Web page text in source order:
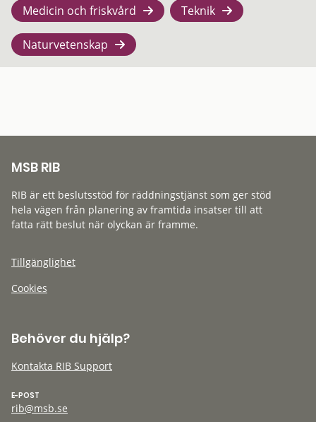
Medicin och friskvård Teknik
Naturvetenskap
MSB RIB
RIB är ett beslutsstöd för räddningstjänst som ger stöd
hela vägen från planering av framtida insatser till att
fatta rätt beslut när olyckan är framme.
Tillgänglighet
Cookies
Behöver du hjälp?
Kontakta RIB Support
E-POST
rib@msb.se